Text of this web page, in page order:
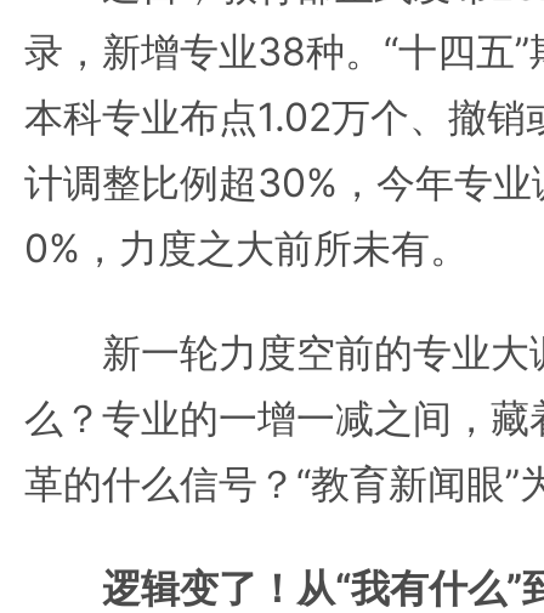
录，新增专业38种。“十四五
本科专业布点1.02万个、撤销
计调整比例超30%，今年专
0%，力度之大前所未有。
新一轮力度空前的专业大
么？专业的一增一减之间，
革的什么信号？“教育新闻眼”
逻辑变了！从“我有什么”